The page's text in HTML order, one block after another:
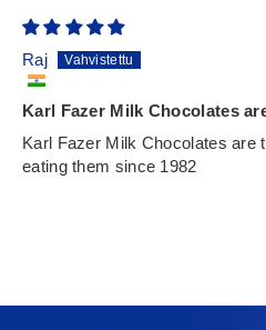
Raj
Karl Fazer Milk Chocolates
Karl Fazer Milk Chocolates are
eating them since 1982